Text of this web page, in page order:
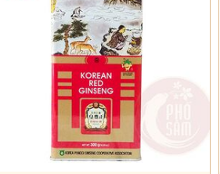
khoảng 60grSâm củ khô 1 ngày.
20gr hồng sâm 1 ngày.
từ 2 đến 3 lần sau bữa ăn, tránh dùng